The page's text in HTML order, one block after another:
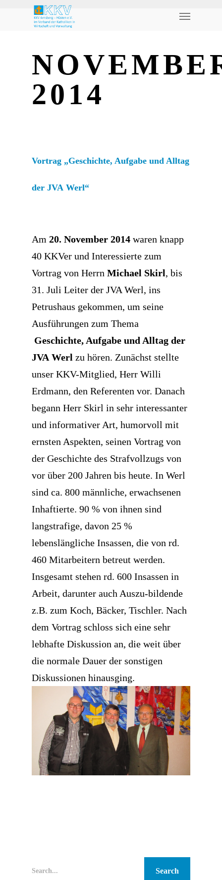
2014
Vortrag „Geschichte, Aufgabe und Alltag
der JVA Werl“
Am 20. November 2014 waren knapp
40 KKVer und Interessierte zum
Vortrag von Herrn Michael Skirl, bis
31. Juli Leiter der JVA Werl, ins
Petrushaus gekommen, um seine
Ausführungen zum Thema
Geschichte, Aufgabe und Alltag der
JVA Werl zu hören. Zunächst stellte
unser KKV-Mitglied, Herr Willi
Erdmann, den Referenten vor. Danach
begann Herr Skirl in sehr interessanter
und informativer Art, humorvoll mit
ernsten Aspekten, seinen Vortrag von
der Geschichte des Strafvollzugs von
vor über 200 Jahren bis heute. In Werl
sind ca. 800 männliche, erwachsenen
Inhaftierte. 90 % von ihnen sind
langstrafige, davon 25 %
lebenslängliche Insassen, die von rd.
460 Mitarbeitern betreut werden.
Insgesamt stehen rd. 600 Insassen in
Arbeit, darunter auch Auszu-bildende
z.B. zum Koch, Bäcker, Tischler. Nach
dem Vortrag schloss sich eine sehr
lebhafte Diskussion an, die weit über
die normale Dauer der sonstigen
Diskussionen hinausging.
Search...